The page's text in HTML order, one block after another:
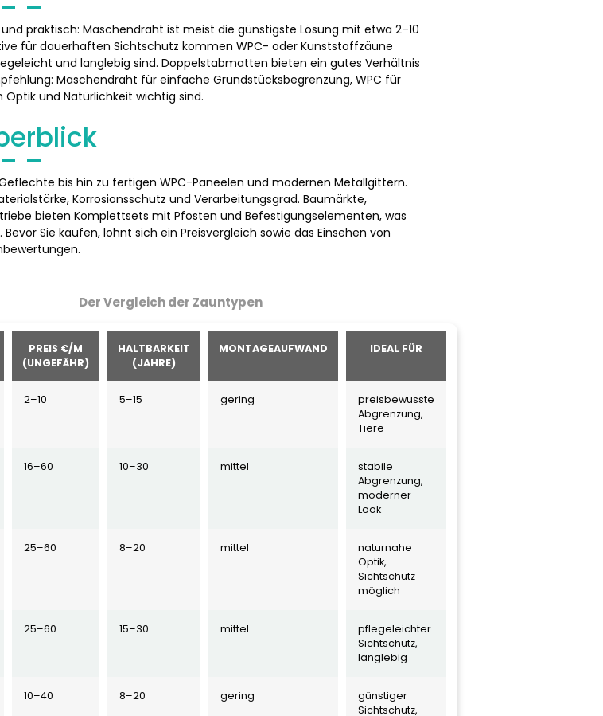
praktisch: Maschendraht ist meist die günstigste Lösung mit etwa 2–10
für dauerhaften Sichtschutz kommen WPC- oder Kunststoffzäune
und langlebig sind. Doppelstabmatten bieten ein gutes Verhältnis
Maschendraht für einfache Grundstücksbegrenzung, WPC für
Optik und Natürlichkeit wichtig sind.
bis hin zu fertigen WPC-Paneelen und modernen Metallgittern.
Korrosionsschutz und Verarbeitungsgrad. Baumärkte,
bieten Komplettsets mit Pfosten und Befestigungselementen, was
Sie kaufen, lohnt sich ein Preisvergleich sowie das Einsehen von
Der Vergleich der Zauntypen
PREIS €/M
(UNGEFÄHR)
HALTBARKEIT
(JAHRE)
MONTAGEAUFWAND IDEAL FÜR
2–10 5–15 gering
preisbewusste
Abgrenzung,
Tiere
16–60 10–30 mittel
stabile
Abgrenzung,
moderner
Look
25–60 8–20 mittel
naturnahe
Optik,
Sichtschutz
möglich
25–60 15–30 mittel
pflegeleichter
Sichtschutz,
langlebig
10–40 8–20 gering
günstiger
Sichtschutz,